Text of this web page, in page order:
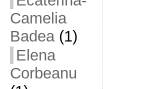
Camelia
Badea(1)
Elena
Corbeanu